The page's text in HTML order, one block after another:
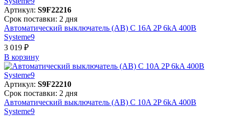
Артикул: S9F22216
Срок поставки: 2 дня
Автоматический выключатель (АВ) C 16A 2P 6kA 400В
Systeme9
3 019 ₽
В корзинy
Артикул: S9F22210
Срок поставки: 2 дня
Автоматический выключатель (АВ) C 10A 2P 6kA 400В
Systeme9